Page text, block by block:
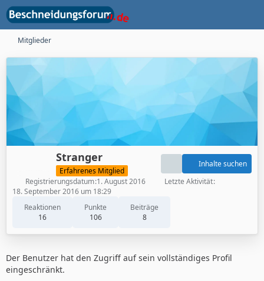
Mitglieder
Stranger
Erfahrenes Mitglied
Reaktionen
16
Punkte
106
Beiträge
8
Inhalte suchen
Registrierungsdatum 1. August 2016
Letzte Aktivität
18. September 2016 um 18:29
Der Benutzer hat den Zugriff auf sein vollständiges Profil
eingeschränkt.